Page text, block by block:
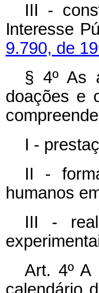
III -
Interesse
9.790, de
§ 4º As
doações e
I -
II -
humanos
III -
Art. 4º A
calendário